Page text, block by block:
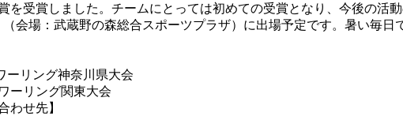
を受賞しました。チームにとっては初めての受賞となり、今後の活動
（会場：武蔵野の森総合スポーツプラザ）に出場予定です。暑い毎
リング神奈川県大会
ーリング関東大会
わせ先】